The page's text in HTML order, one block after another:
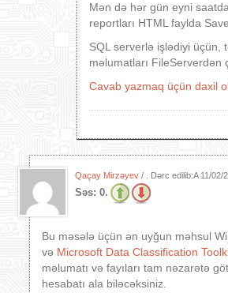
Mən də hər gün eyni
reportları HTML faylda
SQL serverlə işlədiyi üçün,
məlumatları FileServerdən
Cavab yazmaq üçün daxil
Qaçay Mirzəyev / . Dərc edilib:A 11/02/
Səs: 0.
Bu məsələ üçün ən uyğun məhsul
və Microsoft Data Classification
məlumatı və fayıları tam nəzarətə
hesabatı ala biləcəksiniz.